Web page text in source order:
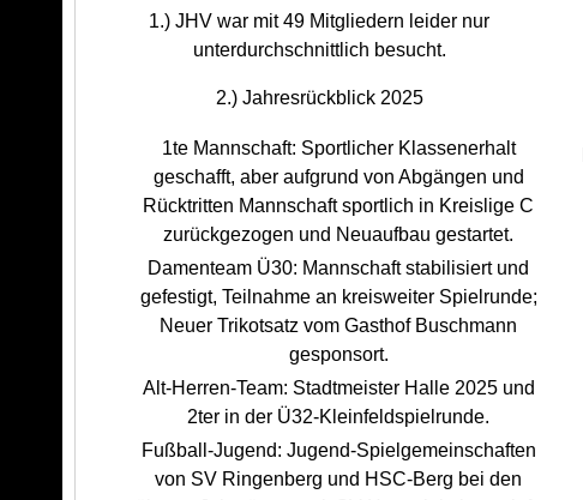
1.) JHV war mit 49 Mitgliedern leider nur
unterdurchschnittlich besucht.
2.) Jahresrückblick 2025
1te Mannschaft: Sportlicher Klassenerhalt
geschafft, aber aufgrund von Abgängen und
Rücktritten Mannschaft sportlich in Kreislige C
zurückgezogen und Neuaufbau gestartet.
Damenteam Ü30: Mannschaft stabilisiert und
gefestigt, Teilnahme an kreisweiter Spielrunde;
Neuer Trikotsatz vom Gasthof Buschmann
gesponsort.
Alt-Herren-Team: Stadtmeister Halle 2025 und
2ter in der Ü32-Kleinfeldspielrunde.
Fußball-Jugend: Jugend-Spielgemeinschaften
von SV Ringenberg und HSC-Berg bei den